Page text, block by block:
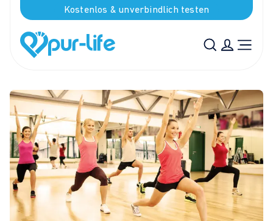
Kostenlos & unverbindlich testen